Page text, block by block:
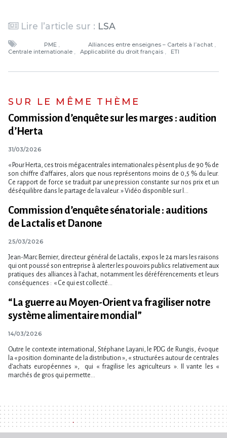
Lire l’article sur : LSA
PME
Alliances entre enseignes – Cartels à l’achat
Centrale internationale
Applicabilité du droit français ETI
SUR LE MÊME THÈME
Commission d’enquête sur les marges : audition
d’Herta
31/03/2026
« Pour Herta, ces trois mégacentrales internationales pèsent plus de 90 % de
son chiffre d’affaires, alors que nous représentons moins de 0,5 % du leur.
Ce rapport de force se traduit par une pression constante sur nos prix et un
déséquilibre dans le partage de la valeur. » Vidéo disponible sur l...
Commission d’enquête sénatoriale : auditions
de Lactalis et Danone
25/03/2026
Jean-Marc Bernier, directeur général de Lactalis, expos le 24 mars les raisons
qui ont poussé son entreprise à alerter les pouvoirs publics relativement aux
pratiques des alliances à l’achat, notamment les déréférencements et leurs
conséquences : « Ce qui est collecté...
“La guerre au Moyen-Orient va fragiliser notre
système alimentaire mondial”
14/03/2026
Outre le contexte international, Stéphane Layani, le PDG de Rungis, évoque
la « position dominante de la distribution », « structurées autour de centrales
d’achats européennes », qui « fragilise les agriculteurs ». Il vante les «
marchés de gros qui permette...